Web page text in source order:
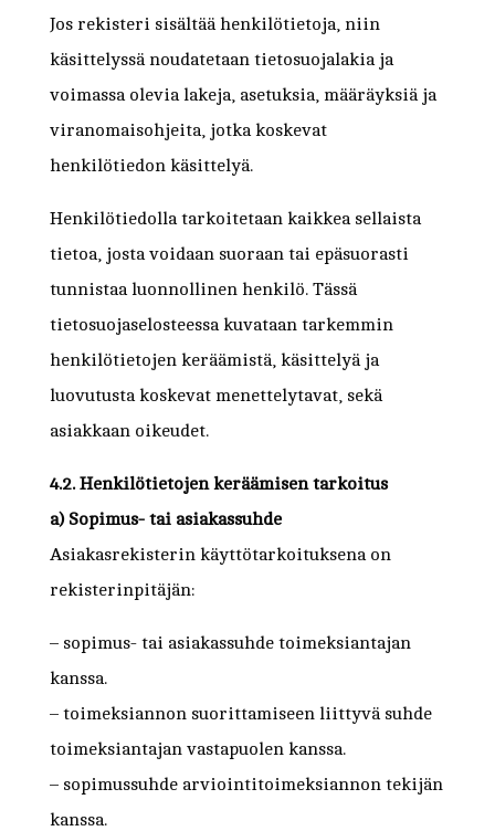
Jos rekisteri sisältää henkilötietoja, niin
käsittelyssä noudatetaan tietosuojalakia ja
voimassa olevia lakeja, asetuksia, määräyksiä ja
viranomaisohjeita, jotka koskevat
henkilötiedon käsittelyä.
Henkilötiedolla tarkoitetaan kaikkea sellaista
tietoa, josta voidaan suoraan tai epäsuorasti
tunnistaa luonnollinen henkilö. Tässä
tietosuojaselosteessa kuvataan tarkemmin
henkilötietojen keräämistä, käsittelyä ja
luovutusta koskevat menettelytavat, sekä
asiakkaan oikeudet.
4.2. Henkilötietojen keräämisen tarkoitus
a) Sopimus- tai asiakassuhde
Asiakasrekisterin käyttötarkoituksena on
rekisterinpitäjän:
– sopimus- tai asiakassuhde toimeksiantajan
kanssa.
– toimeksiannon suorittamiseen liittyvä suhde
toimeksiantajan vastapuolen kanssa.
– sopimussuhde arviointitoimeksiannon tekijän
kanssa.